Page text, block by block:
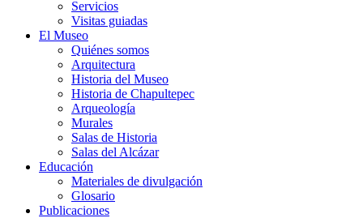
Servicios
Visitas guiadas
El Museo
Quiénes somos
Arquitectura
Historia del Museo
Historia de Chapultepec
Arqueología
Murales
Salas de Historia
Salas del Alcázar
Educación
Materiales de divulgación
Glosario
Publicaciones